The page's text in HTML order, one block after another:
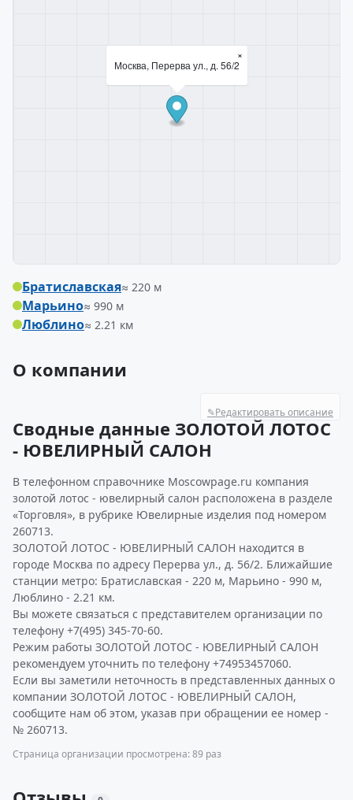
Москва, Перерва ул., д. 56/2
×
Братиславская≈ 220 м
Марьино≈ 990 м
Люблино≈ 2.21 км
О компании
✎Редактировать описание
Сводные данные ЗОЛОТОЙ ЛОТОС
- ЮВЕЛИРНЫЙ САЛОН
В телефонном справочнике Moscowpage.ru компания
золотой лотос - ювелирный салон расположена в разделе
«Торговля», в рубрике Ювелирные изделия под номером
260713.
ЗОЛОТОЙ ЛОТОС - ЮВЕЛИРНЫЙ САЛОН находится в
городе Москва по адресу Перерва ул., д. 56/2. Ближайшие
станции метро: Братиславская - 220 м, Марьино - 990 м,
Люблино - 2.21 км.
Вы можете связаться с представителем организации по
телефону +7(495) 345-70-60.
Режим работы ЗОЛОТОЙ ЛОТОС - ЮВЕЛИРНЫЙ САЛОН
рекомендуем уточнить по телефону +74953457060.
Если вы заметили неточность в представленных данных о
компании ЗОЛОТОЙ ЛОТОС - ЮВЕЛИРНЫЙ САЛОН,
сообщите нам об этом, указав при обращении ее номер -
№ 260713.
Страница организации просмотрена: 89 раз